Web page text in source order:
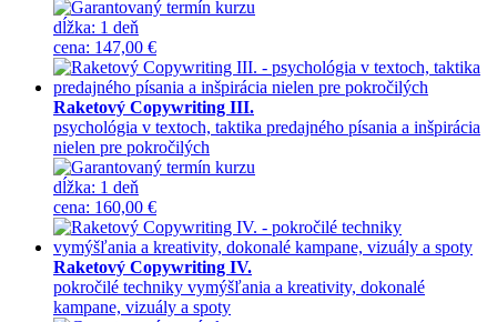
dĺžka: 1 deň
cena: 147,00 €
Raketový Copywriting III.
psychológia v textoch, taktika predajného písania a inšpirácia
nielen pre pokročilých
dĺžka: 1 deň
cena: 160,00 €
Raketový Copywriting IV.
pokročilé techniky vymýšľania a kreativity, dokonalé
kampane, vizuály a spoty